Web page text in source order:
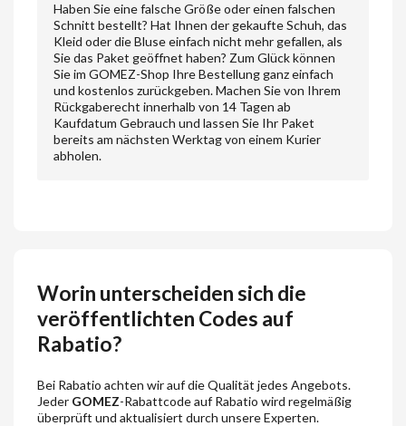
Haben Sie eine falsche Größe oder einen falschen
Schnitt bestellt? Hat Ihnen der gekaufte Schuh, das
Kleid oder die Bluse einfach nicht mehr gefallen, als
Sie das Paket geöffnet haben? Zum Glück können
Sie im GOMEZ-Shop Ihre Bestellung ganz einfach
und kostenlos zurückgeben. Machen Sie von Ihrem
Rückgaberecht innerhalb von 14 Tagen ab
Kaufdatum Gebrauch und lassen Sie Ihr Paket
bereits am nächsten Werktag von einem Kurier
abholen.
Worin unterscheiden sich die
veröffentlichten Codes auf
Rabatio?
Bei Rabatio achten wir auf die Qualität jedes Angebots.
Jeder GOMEZ-Rabattcode auf Rabatio wird regelmäßig
überprüft und aktualisiert durch unsere Experten.